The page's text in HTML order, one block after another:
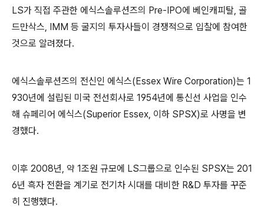
LS가 직접 주관한 에식스솔루션즈의 Pre-IPO에 베인캐피탈, 골
드만삭스, IMM 등 굴지의 투자사들이 경쟁적으로 입찰에 참여한
것으로 알려졌다.
에식스솔루션즈의 전신인 에식스(Essex Wire Corporation)는 1
930년에 설립된 미국 전선회사로 1954년에 통신선 사업을 인수
해 슈페리어 에식스(Superior Essex, 이하 SPSX)로 사명을 변
경했다.
이후 2008년, 약 1조원 규모에 LS그룹으로 인수된 SPSX는 201
6년 흑자 전환을 계기로 전기차 시대를 대비한 R&D 투자를 꾸준
히 진행했다.